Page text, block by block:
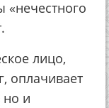
«нечестного
лицо,
оплачивает
но и